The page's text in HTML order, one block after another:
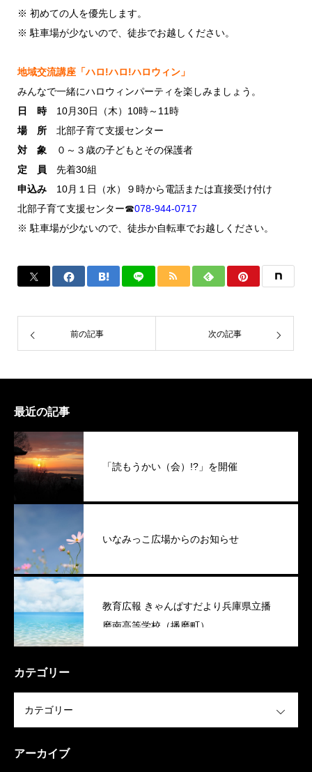
※ 初めての人を優先します。
※ 駐車場が少ないので、徒歩でお越しください。
地域交流講座「ハロ!ハロ!ハロウィン」
みんなで一緒にハロウィンパーティを楽しみましょう。
日 時10月30日（木）10時～11時
場 所 北部子育て支援センター
対 象 ０～３歳の子どもとその保護者
定 員 先着30組
申込み 10月１日（水）９時から電話または直接受け付け
北部子育て支援センター☎078-944-0717
※ 駐車場が少ないので、徒歩か自転車でお越しください。
前の記事 次の記事
最近の記事
「読もうかい（会）!?」を開催
いなみっこ広場からのお知らせ
教育広報 きゃんぱすだより兵庫県立播
磨南高等学校（播磨町）
カテゴリー
アーカイブ